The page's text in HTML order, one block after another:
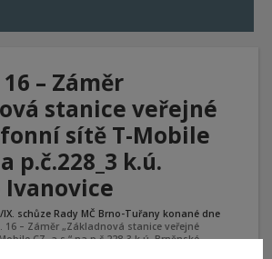
– Záměr
stanice veřejné
sítě T-Mobile
p.č.228_3 k.ú.
Ivanovice
IX. schůze Rady MČ Brno-Tuřany konané dne
16 – Záměr „Základnová stanice veřejné
CZ, a.s.“ na p.č.228_3 k.ú. Brněnské